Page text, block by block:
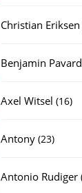
Christian Eriksen
Benjamin Pavard
Axel Witsel 1616
Antony 2323
Antonio Rudiger